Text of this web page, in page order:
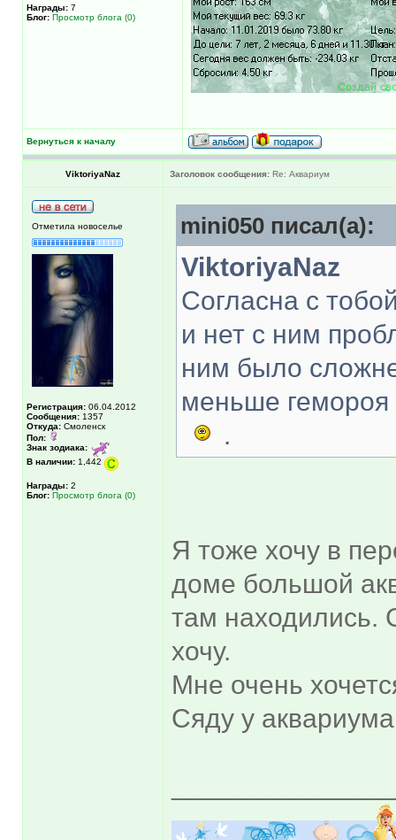
Награды: 7
Блог: Просмотр блога (0)
Вернуться к началу
ViktoriyaNaz Заголовок сообщения: Re: Аквариум
Отметила новоселье
Регистрация: 06.04.2012
Сообщения: 1357
Откуда: Смоленск
Пол:
Знак зодиака:
В наличии: 1,442
Награды: 2
Блог: Просмотр блога (0)
mini050 писал(а):
ViktoriyaNaz
Согласна с
и нет с ним
ним было
меньше гемороя
.
Я тоже хочу в
доме большой
там находились.
хочу.
Мне очень
Сяду у